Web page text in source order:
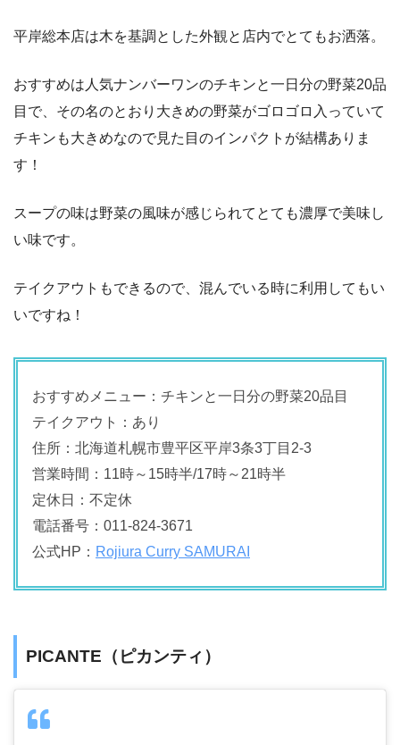
平岸総本店は木を基調とした外観と店内でとてもお洒落。
おすすめは人気ナンバーワンのチキンと一日分の野菜20品
目で、その名のとおり大きめの野菜がゴロゴロ入っていて
チキンも大きめなので見た目のインパクトが結構ありま
す！
スープの味は野菜の風味が感じられてとても濃厚で美味し
い味です。
テイクアウトもできるので、混んでいる時に利用してもい
いですね！
おすすめメニュー：チキンと一日分の野菜20品目
テイクアウト：あり
住所：北海道札幌市豊平区平岸3条3丁目2-3
営業時間：11時～15時半/17時～21時半
定休日：不定休
電話番号：011-824-3671
公式HP： Rojiura Curry SAMURAI
PICANTE（ピカンティ）